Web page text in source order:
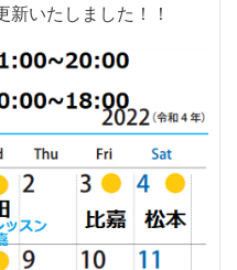
いたしました！！